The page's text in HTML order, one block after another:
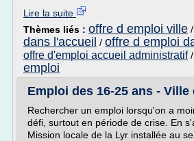
Lire la suite
Thèmes liés : offre d emploi ville /
dans l'accueil / offre d emploi
offre d'emploi accueil administratif/
emploi
Emploi des 16-25 ans - Ville
Rechercher un emploi lorsqu'on a
défi, surtout en période de crise. En
Mission locale de la Lyr installée au